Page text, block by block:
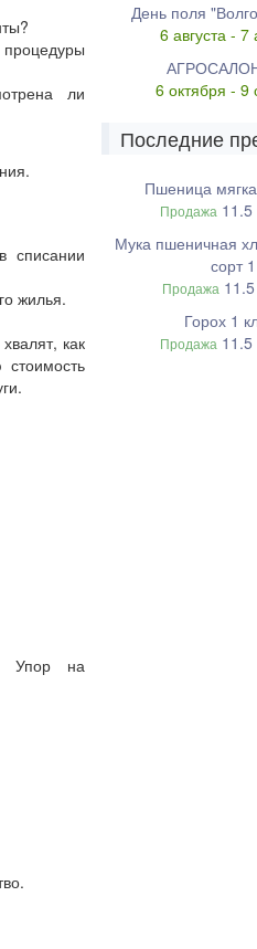
ли
списании
жилья.
как
Упор на
День поля
6 августа - 7
6 октября - 9
Последние
Пшеница
Продажа11.5
Мука пшеничная
сорт 1
Продажа
Горох 1
Продажа11.5